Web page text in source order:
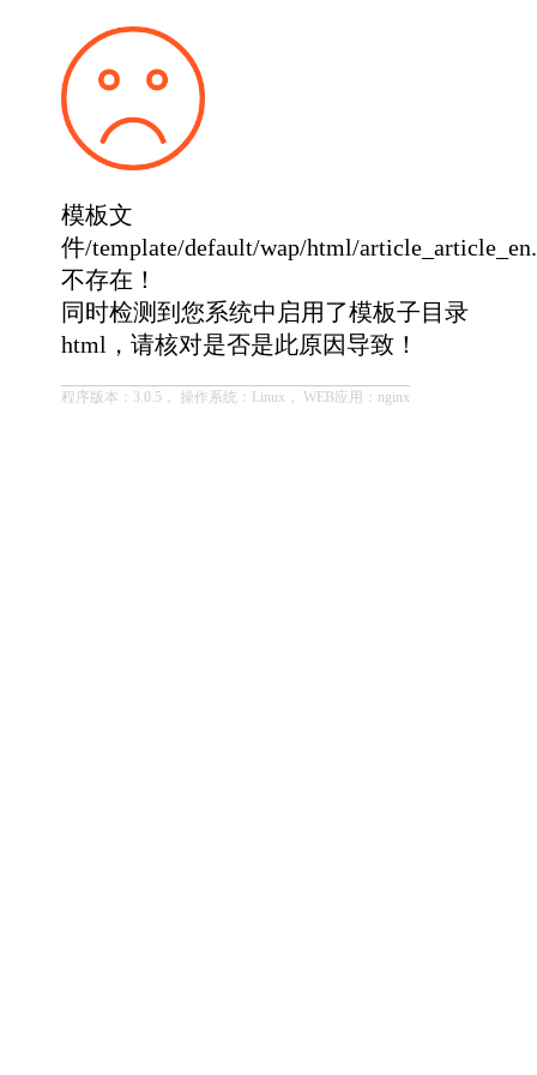
模板文
件/template/default/wap/html/
不存在！
同时检测到您系统中启用了模板子目录
html，请核对是否是此原因导致！
程序版本：3.0.5， 操作系统：Linux， WEB应用：nginx